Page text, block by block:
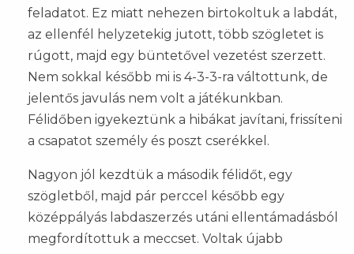
feladatot. Ez miatt nehezen birtokoltuk a labdát,
az ellenfél helyzetekig jutott, több szögletet is
rúgott, majd egy büntetővel vezetést szerzett.
Nem sokkal később mi is 4-3-3-ra váltottunk, de
jelentős javulás nem volt a játékunkban.
Félidőben igyekeztünk a hibákat javítani, frissíteni
a csapatot személy és poszt cserékkel.
Nagyon jól kezdtük a második félidőt, egy
szögletből, majd pár perccel később egy
középpályás labdaszerzés utáni ellentámadásból
megfordítottuk a meccset. Voltak újabb